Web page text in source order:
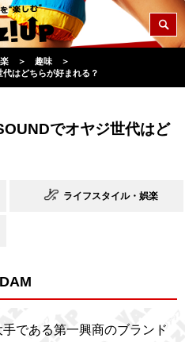
＞ 趣味
＞
はどちらが好まれる？
でオヤジ世代はど
ライフスタイル・娯楽
である第一興商のブランド